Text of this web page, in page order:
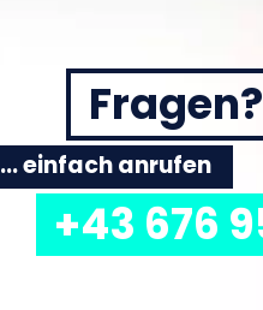
Fragen?
... einfach anrufen
+43 676